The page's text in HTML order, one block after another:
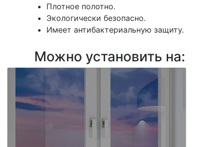
Плотное полотно.
Экологически безопасно.
Имеет антибактериальную защиту.
Можно установить на: